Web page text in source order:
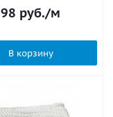
98 руб./м
В корзину